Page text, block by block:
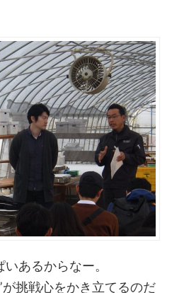
あるからなー。
が挑戦心をかき立てるのだ